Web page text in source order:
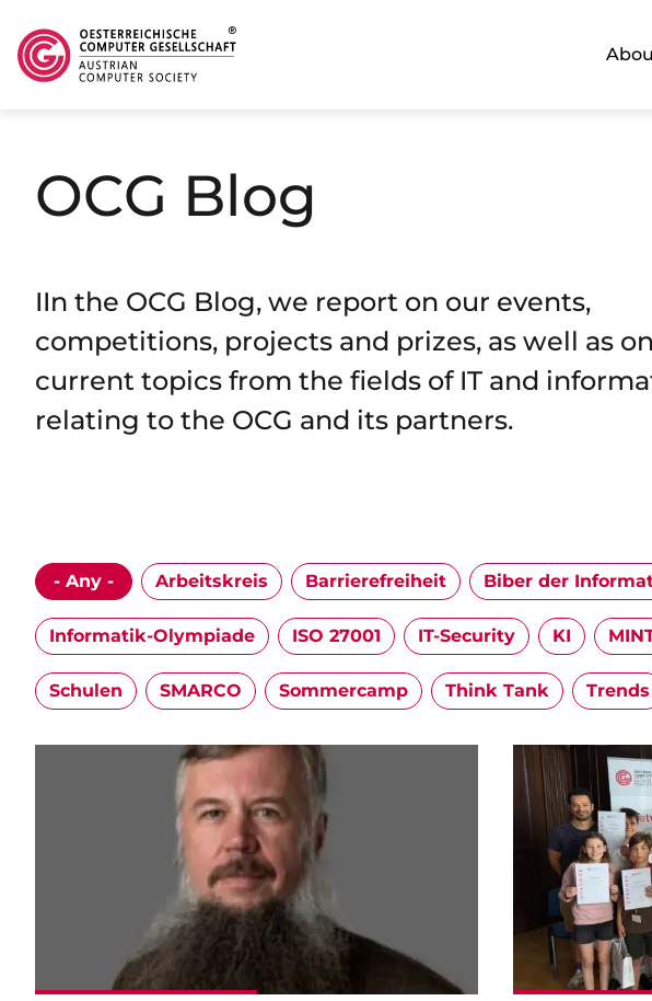
OCG Blog
IIn the OCG Blog, we report on our events,
competitions, projects and prizes, as well as on
current topics from the fields of IT and
relating to the OCG and its partners.
- Any - Arbeitskreis Barrierefreiheit Biber der
Informatik-Olympiade ISO 27001 IT-Security KI
Schulen SMARCO Sommercamp Think Tank Trends
Image